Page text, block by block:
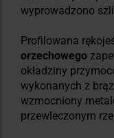
wyprowadzono
Profilowana
orzechowego
okładziny
wykonanych z
wzmocniony
przewleczonym